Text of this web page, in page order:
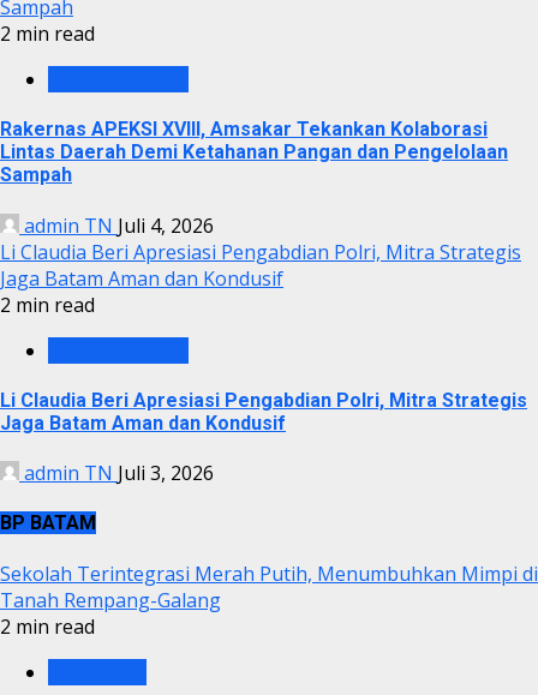
Sampah
2 min read
Rakernas APEKSI XVIII, Amsakar Tekankan Kolaborasi
Lintas Daerah Demi Ketahanan Pangan dan Pengelolaan
Sampah
admin TN Juli 4, 2026
Li Claudia Beri Apresiasi Pengabdian Polri, Mitra Strategis
Jaga Batam Aman dan Kondusif
2 min read
Li Claudia Beri Apresiasi Pengabdian Polri, Mitra Strategis
Jaga Batam Aman dan Kondusif
admin TN Juli 3, 2026
BP BATAM
Sekolah Terintegrasi Merah Putih, Menumbuhkan Mimpi di
Tanah Rempang-Galang
2 min read